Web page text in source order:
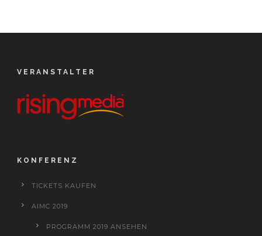
VERANSTALTER
KONFERENZ
TICKETS KAUFEN
AIMC 2019
PROGRAMM 2019 ANSEHEN